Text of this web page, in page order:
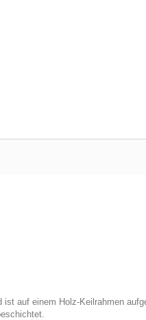
auf einem Holz-Keilrahmen